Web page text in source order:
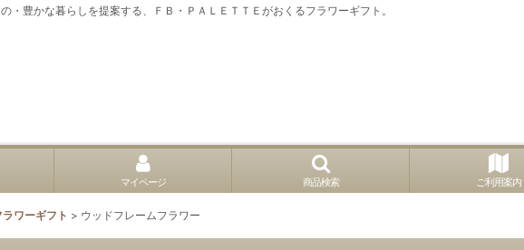
・豊かな暮らしを提案する、ＦＢ・ＰＡＬＥＴＴＥがおくるフラワーギフト。
マイページ 商品検索 ご利用案内
ワーギフト > ウッドフレームフラワー